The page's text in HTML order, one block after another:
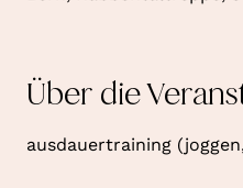
Über die
ausdauertraining